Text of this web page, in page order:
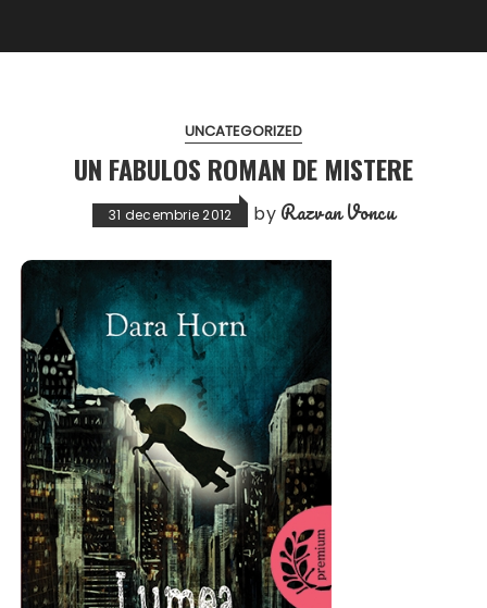
UNCATEGORIZED
UN FABULOS ROMAN DE MISTERE
31 decembrie 2012 by Razvan Voncu